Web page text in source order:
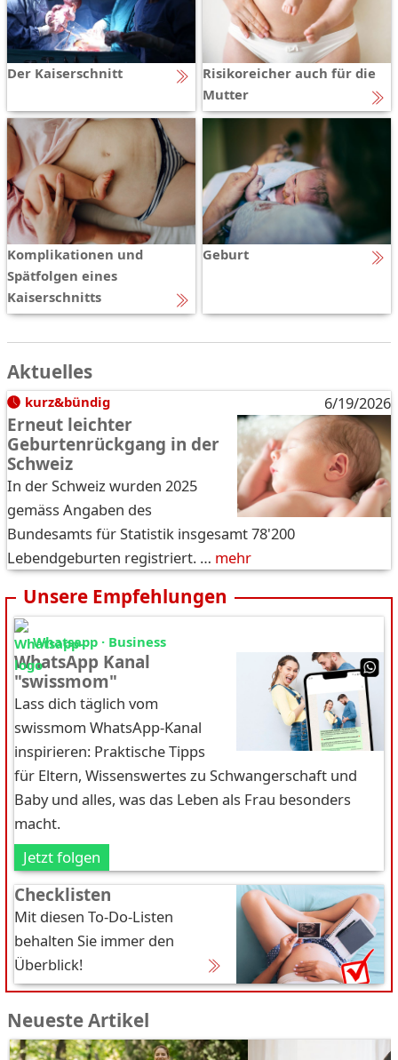
Der Kaiserschnitt
Risikoreicher auch für die
Mutter
Komplikationen und
Spätfolgen eines
Kaiserschnitts
Geburt
Aktuelles
kurz&bündig 6/19/2026
Erneut leichter
Geburtenrückgang in der
Schweiz
In der Schweiz wurden 2025
gemäss Angaben des
Bundesamts für Statistik insgesamt 78'200
Lebendgeburten registriert. … mehr
Unsere Empfehlungen
Whatsapp · Business
WhatsApp Kanal
"swissmom"
Lass dich täglich vom
swissmom WhatsApp-Kanal
inspirieren: Praktische Tipps
für Eltern, Wissenswertes zu Schwangerschaft und
Baby und alles, was das Leben als Frau besonders
macht.
Jetzt folgen
Checklisten
Mit diesen To-Do-Listen
behalten Sie immer den
Überblick!
Neueste Artikel